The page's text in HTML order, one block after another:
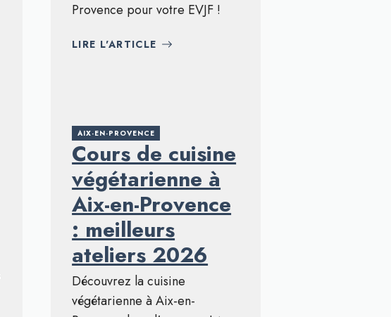
Provence pour votre EVJF !
LIRE L'ARTICLE
AIX-EN-PROVENCE
Cours de cuisine
végétarienne à
Aix-en-Provence
: meilleurs
ateliers 2026
Découvrez la cuisine
végétarienne à Aix-en-